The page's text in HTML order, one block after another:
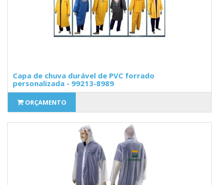
Capa de chuva durável de PVC forrado ​
personalizada - 99213-8989
ORÇAMENTO